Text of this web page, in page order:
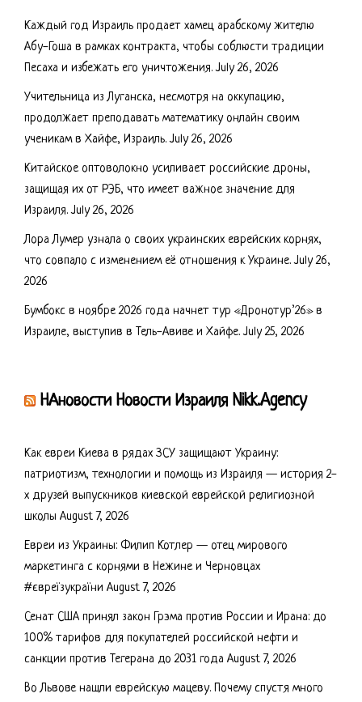
Каждый год Израиль продает хамец арабскому жителю
Абу-Гоша в рамках контракта, чтобы соблюсти традиции
Песаха и избежать его уничтожения. July 26, 2026
Учительница из Луганска, несмотря на оккупацию,
продолжает преподавать математику онлайн своим
ученикам в Хайфе, Израиль. July 26, 2026
Китайское оптоволокно усиливает российские дроны,
защищая их от РЭБ, что имеет важное значение для
Израиля. July 26, 2026
Лора Лумер узнала о своих украинских еврейских корнях,
что совпало с изменением её отношения к Украине. July 26,
2026
Бумбокс в ноябре 2026 года начнет тур «Дронотур’26» в
Израиле, выступив в Тель-Авиве и Хайфе. July 25, 2026
НАновости Новости Израиля Nikk.Agency
Как евреи Киева в рядах ЗСУ защищают Украину:
патриотизм, технологии и помощь из Израиля — история 2-
х друзей выпускников киевской еврейской религиозной
школы August 7, 2026
Евреи из Украины: Филип Котлер — отец мирового
маркетинга с корнями в Нежине и Черновцах
#євреїзукраїни August 7, 2026
Сенат США принял закон Грэма против России и Ирана: до
100% тарифов для покупателей российской нефти и
санкции против Тегерана до 2031 года August 7, 2026
Во Львове нашли еврейскую мацеву. Почему спустя много